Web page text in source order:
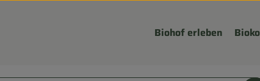
Biohof erleben